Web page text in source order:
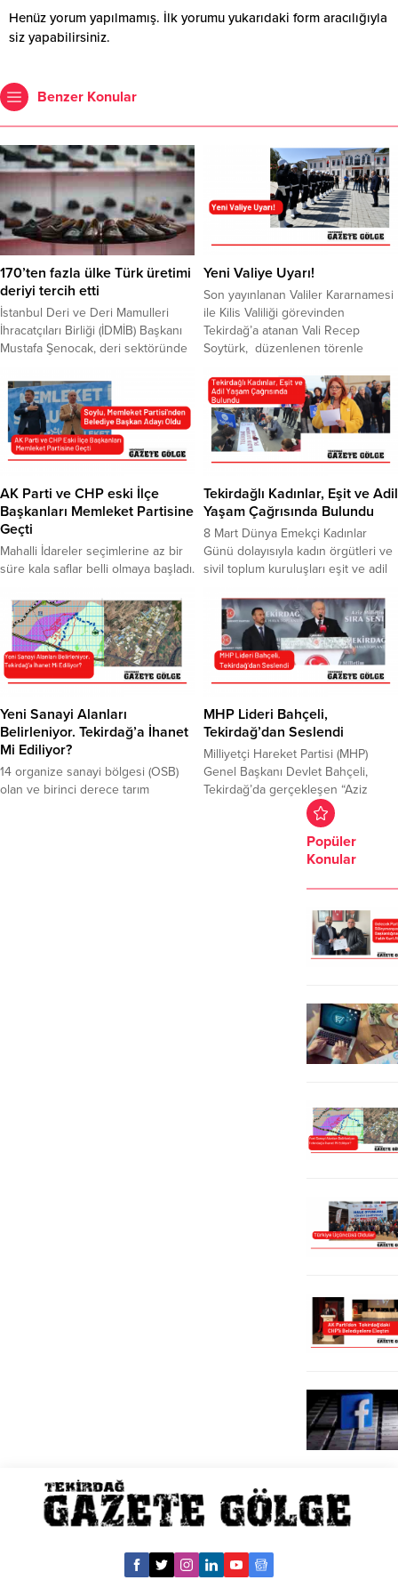
Henüz yorum yapılmamış. İlk yorumu yukarıdaki form aracılığıyla
siz yapabilirsiniz.
Benzer Konular
170’ten fazla ülke Türk üretimi
deriyi tercih etti
İstanbul Deri ve Deri Mamulleri
İhracatçıları Birliği (İDMİB) Başkanı
Mustafa Şenocak, deri sektöründe
...
Yeni Valiye Uyarı!
Son yayınlanan Valiler Kararnamesi
ile Kilis Valiliği görevinden
Tekirdağ’a atanan Vali Recep
Soytürk, düzenlenen törenle
Soytürk’ün eşit mesafede olması
yönündeki ilk uyarı ise CHP
Milletvekili Nurten Yontar’dan geldi.
Tekirdağ’da 5 yıl görev yapan ve
son kararname ile Trabzon’a atanan
mensuplarıyla...
AK Parti ve CHP eski İlçe
Başkanları Memleket Partisine
Geçti
Mahalli İdareler seçimlerine az bir
süre kala saflar belli olmaya başladı.
Yerel Seçimleri’nde AK Parti
Tekirdağ Marmaraereğlisi Belediye
Başkan Adayı olan Mithat Soylu,
Memleket Parti’sinden belediye
başkan adaylığını açıklarken, önceki
Çalışkan da Memleket Partisi
saflarına katıldı. Soylu’nun adaylık
açıklamasını...
Tekirdağlı Kadınlar, Eşit ve Adil
Yaşam Çağrısında Bulundu
8 Mart Dünya Emekçi Kadınlar
Günü dolayısıyla kadın örgütleri ve
sivil toplum kuruluşları eşit ve adil
şiddetin sona ermesi çağrısında
bulundu. Tekirdağ’da ki kadın
örgütleri ve sivil toplum kuruluşları
ortak basın açıklaması
düzenleyerek, seslerini duyurdu.
kadın örgütlerinin yer aldığı basın...
Yeni Sanayi Alanları
Belirleniyor. Tekirdağ’a İhanet
Mi Ediliyor?
14 organize sanayi bölgesi (OSB)
olan ve birinci derece tarım
MHP Lideri Bahçeli,
Tekirdağ’dan Seslendi
Milliyetçi Hareket Partisi (MHP)
Genel Başkanı Devlet Bahçeli,
Tekirdağ’da gerçekleşen “Aziz
Milletim Sıra Sende” mitinginde
cumhur ittifakı ve partilileriyle bir
araya geldi. Cumhur İttifakı Tekirdağ
Milletvekilleri Mustafa Yel, Çiğdem
aldığı mitingte, Bahçeli’nin
hedefinde altılı masa ve Kemal
Kılıçdaroğlu vardı. Süleymanpaşa
Popüler
Konular